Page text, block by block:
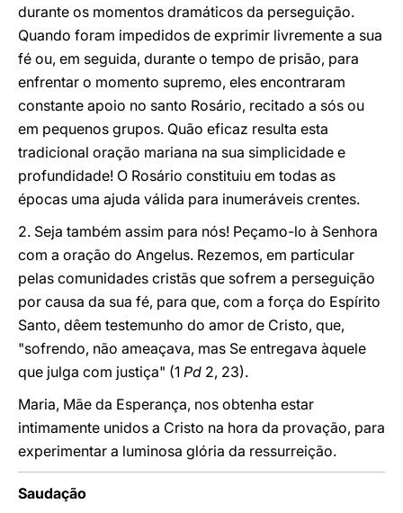
durante os momentos dramáticos da perseguição.
Quando foram impedidos de exprimir livremente a sua
fé ou, em seguida, durante o tempo de prisão, para
enfrentar o momento supremo, eles encontraram
constante apoio no santo Rosário, recitado a sós ou
em pequenos grupos. Quão eficaz resulta esta
tradicional oração mariana na sua simplicidade e
profundidade! O Rosário constituiu em todas as
épocas uma ajuda válida para inumeráveis crentes.
2. Seja também assim para nós! Peçamo-lo à Senhora
com a oração do Angelus. Rezemos, em particular
pelas comunidades cristãs que sofrem a perseguição
por causa da sua fé, para que, com a força do Espírito
Santo, dêem testemunho do amor de Cristo, que,
"sofrendo, não ameaçava, mas Se entregava àquele
que julga com justiça" (1 Pd 2, 23).
Maria, Mãe da Esperança, nos obtenha estar
intimamente unidos a Cristo na hora da provação, para
experimentar a luminosa glória da ressurreição.
Saudação